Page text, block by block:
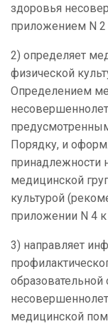
здоровья
приложением N
2) определяет
физической
Определением
Порядку, и
принадлежности
медицинской
культурой
приложении N 4
3) направляет
образовательной
медицинской